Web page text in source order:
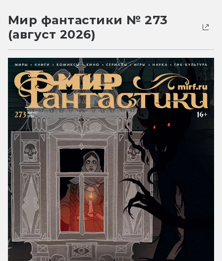
Мир фантастики № 273
(август 2026)